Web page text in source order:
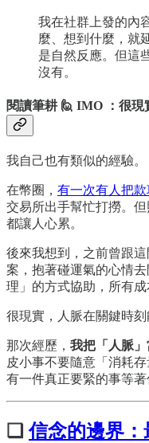
我在社群上發的內
麼、想到什麼，就
是自然反應。但這
沒有。
閱讀筆耕 🙋 IMO ：很現
我自己也有類似的經驗。
在幣圈， 有一次有人把款
交易所出手幫忙打撈。
都讓人心累。
後來我想到，之前曾跟
案，抱著碰運氣的心情
理」的方式協助，所有成
很現實，人脈在關鍵時刻
那次經歷， 我把「人脈
皮小事不要隨意「消耗
有一件真正要緊的事等著
❏信念的邊界：